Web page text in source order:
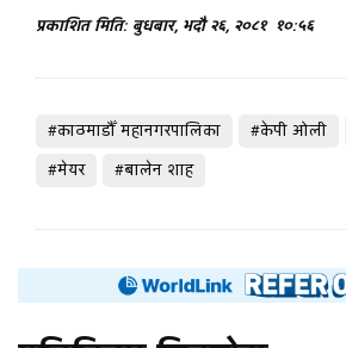
प्रकाशित मिति: बुधबार, भदौ २६, २०८१ १०:५६
#काठमाडौँ महानगरपालिका #केपी ओली
#मेयर
#बालेन शाह